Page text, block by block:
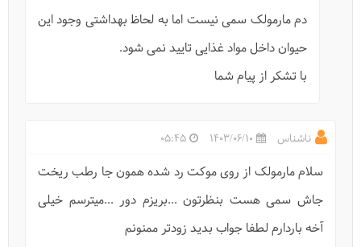
دم مارمولک سمی نیست اما به لحاظ بهداشتی وجود این
حیوان داخل مواد غذایی تایید نمی شود.
با تشکر از پیام شما
ناشناس 1403/06/10
05:45
سلام مارمولک از روی موکت رد شده همون جا رطب ریخت
جاش سمی هست بنظرتون ...بریزم دور ...میترسم خیلی
آخه باردارم لطفا جواب بدید زودتر ممنونم